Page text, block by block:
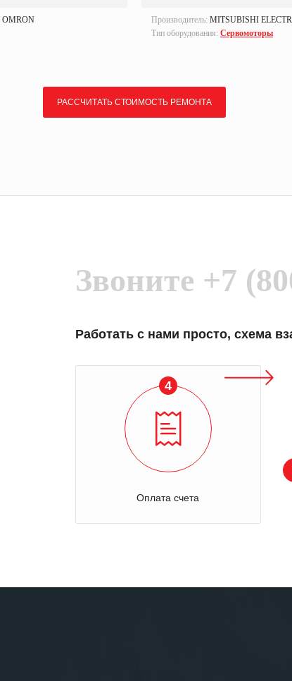
OMRON Производитель: MITSUBISHI
Тип оборудования: Сервомоторы
РАССЧИТАТЬ СТОИМОСТЬ РЕМОНТА
Звоните +7
Работать с нами просто, схема
4
Оплата счета